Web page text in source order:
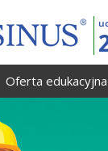
Oferta edukacyjna